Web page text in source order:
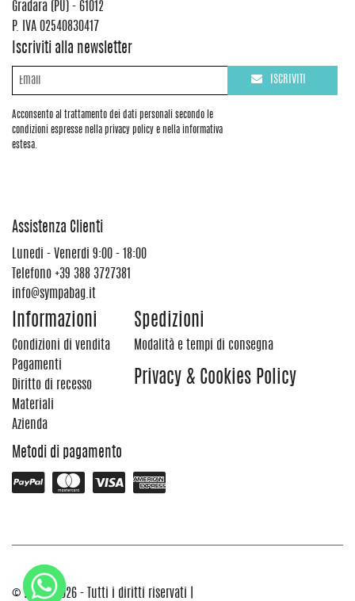
Gradara (PU) - 61012
P. IVA 02540830417
Iscriviti alla newsletter
Acconsento al trattamento dei dati personali secondo le
condizioni espresse nella privacy policy e nella informativa
estesa.
ISCRIVITI
Assistenza Clienti
Lunedi - Venerdi 9:00 - 18:00
Telefono +39 388 3727381
info@sympabag.it
Informazioni
Condizioni di vendita
Pagamenti
Diritto di recesso
Materiali
Azienda
Spedizioni
Modalità e tempi di consegna
Privacy & Cookies Policy
Metodi di pagamento
© 2012 - 2026 - Tutti i diritti riservati |